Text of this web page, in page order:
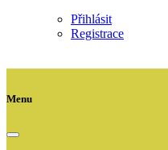
Přihlásit
Registrace
Menu